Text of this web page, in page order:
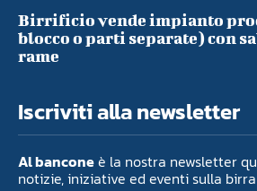
Birrificio vende impianto
blocco o parti separate) con
rame
Iscriviti alla newsletter
Al banconeè la nostra newsletter
notizie, iniziative ed eventi sulla